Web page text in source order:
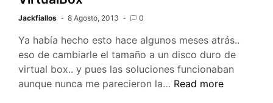
Jackfiallos 8 Agosto, 2013 0
Ya había hecho esto hace algunos meses atrás..
eso de cambiarle el tamaño a un disco duro de
virtual box.. y pues las soluciones funcionaban
aunque nunca me parecieron la… Cambiar
Read more